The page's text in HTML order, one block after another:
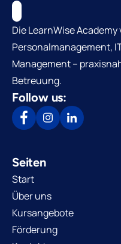
Die LearnWise
Personalmanagement,
Management –
Betreuung.
Follow us:
Seiten
Start
Über uns
Kursangebote
Förderung